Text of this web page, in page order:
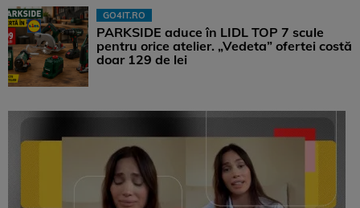
GO4IT.RO
PARKSIDE aduce în LIDL TOP 7 scule
pentru orice atelier. „Vedeta” ofertei costă
doar 129 de lei